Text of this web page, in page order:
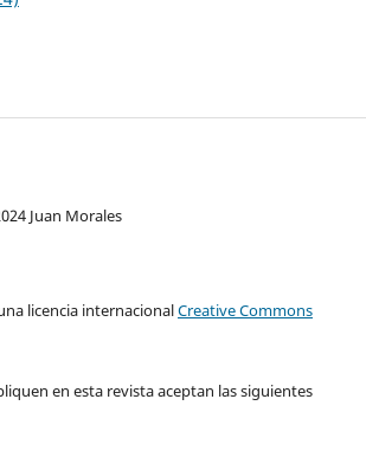
Juan Morales
licencia internacionalCreative Commons
en esta revista aceptan las siguientes